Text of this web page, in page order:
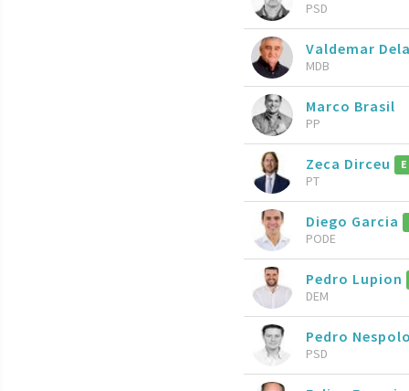
PSD
Valdemar
MDB
Marco Brasil
PP
Zeca Dirceu
PT
Diego Garcia
PODE
Pedro Lupion
DEM
Pedro Nespolo
PSD